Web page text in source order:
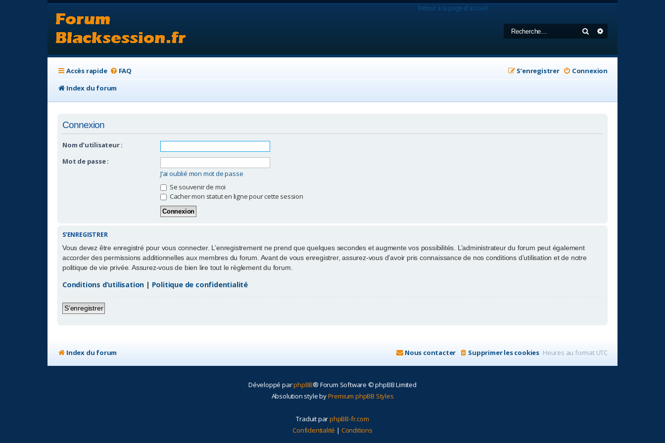
Rechercher
Retour à la page d'accueil
Accès rapide FAQ Connexion
S’enregistrer
Index du forum
Connexion
Nom d’utilisateur :
Mot de passe :
J’ai oublié mon mot de passe
Se souvenir de moi
Cacher mon statut en ligne pour cette session
S’ENREGISTRER
Vous devez être enregistré pour vous connecter. L’enregistrement ne prend que quelques secondes et augmente vos possibilités. L’administrateur du forum peut également
accorder des permissions additionnelles aux membres du forum. Avant de vous enregistrer, assurez-vous d’avoir pris connaissance de nos conditions d’utilisation et de notre
politique de vie privée. Assurez-vous de bien lire tout le règlement du forum.
Conditions d’utilisation | Politique de confidentialité
S’enregistrer
Index du forum Heures au format UTC
Supprimer les cookies
Nous contacter
Développé parphpBB® Forum Software © phpBB Limited
Absolution style byPremium phpBB Styles
Traduit parphpBB-fr.com
Confidentialité | Conditions